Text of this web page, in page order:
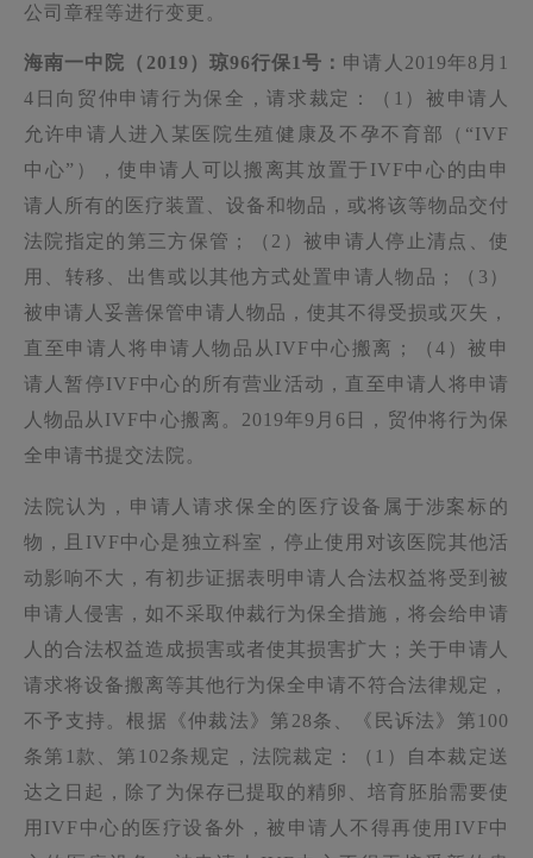
公司章程等进行变更。
海南一中院（2019）琼96行保1号： 申请人2019年8月1
4日向贸仲申请行为保全，请求裁定：（1）被申请人
允许申请人进入某医院生殖健康及不孕不育部（“IVF
中心”），使申请人可以搬离其放置于IVF中心的由申
请人所有的医疗装置、设备和物品，或将该等物品交付
法院指定的第三方保管；（2）被申请人停止清点、使
用、转移、出售或以其他方式处置申请人物品；（3）
被申请人妥善保管申请人物品，使其不得受损或灭失，
直至申请人将申请人物品从IVF中心搬离；（4）被申
请人暂停IVF中心的所有营业活动，直至申请人将申请
人物品从IVF中心搬离。2019年9月6日，贸仲将行为保
全申请书提交法院。
法院认为，申请人请求保全的医疗设备属于涉案标的
物，且IVF中心是独立科室，停止使用对该医院其他活
动影响不大，有初步证据表明申请人合法权益将受到被
申请人侵害，如不采取仲裁行为保全措施，将会给申请
人的合法权益造成损害或者使其损害扩大；关于申请人
请求将设备搬离等其他行为保全申请不符合法律规定，
不予支持。根据《仲裁法》第28条、《民诉法》第100
条第1款、第102条规定，法院裁定：（1）自本裁定送
达之日起，除了为保存已提取的精卵、培育胚胎需要使
用IVF中心的医疗设备外，被申请人不得再使用IVF中